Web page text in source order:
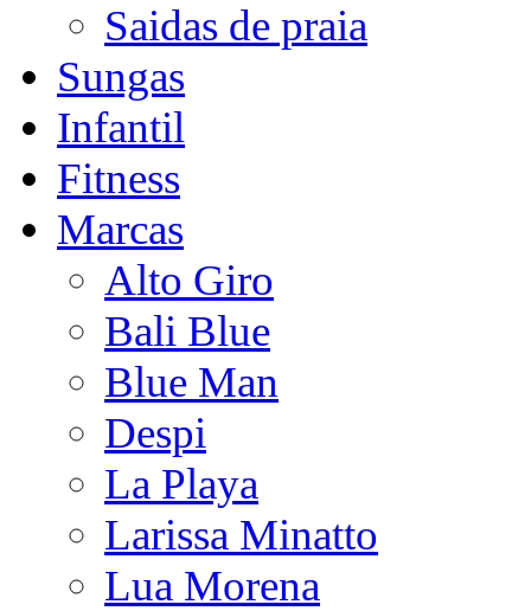
Saidas de praia
Sungas
Infantil
Fitness
Marcas
Alto Giro
Bali Blue
Blue Man
Despi
La Playa
Larissa Minatto
Lua Morena